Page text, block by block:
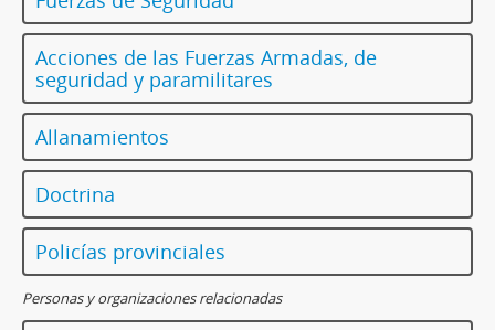
Acciones de las Fuerzas Armadas, de
seguridad y paramilitares
Allanamientos
Doctrina
Policías provinciales
Personas y organizaciones relacionadas